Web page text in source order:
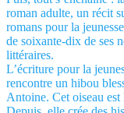
roman adulte, un récit
romans pour la
de soixante-dix de ses
littéraires.
L’écriture pour la
rencontre un hibou
Antoine. Cet oiseau est